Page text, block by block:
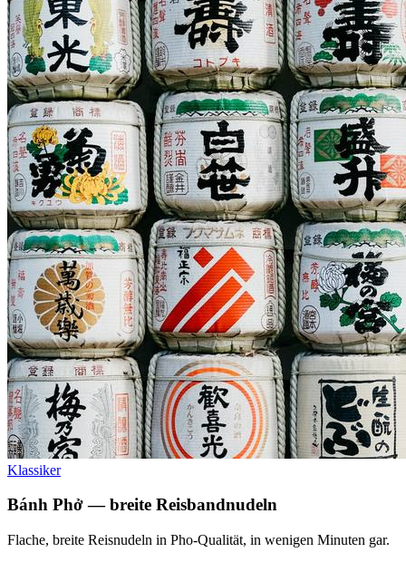
Klassiker
Bánh Phở — breite Reisbandnudeln
Flache, breite Reisnudeln in Pho-Qualität, in wenigen Minuten gar.